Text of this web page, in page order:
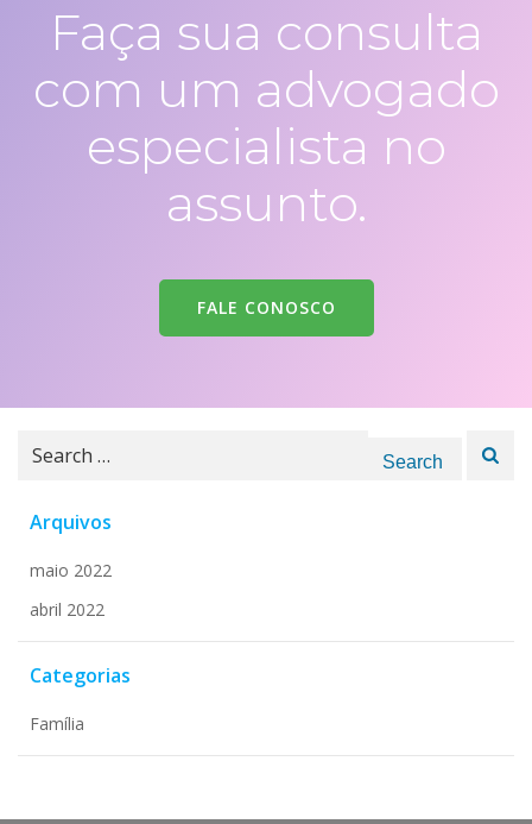
Faça sua consulta
com um advogado
especialista no
assunto.
FALE CONOSCO
Search
Arquivos
maio 2022
abril 2022
Categorias
Família